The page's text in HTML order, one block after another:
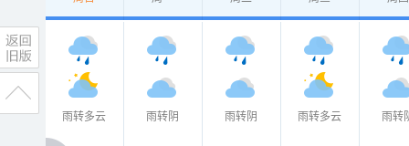
雨转多云 雨转阴 雨转阴 雨转多云 雨转